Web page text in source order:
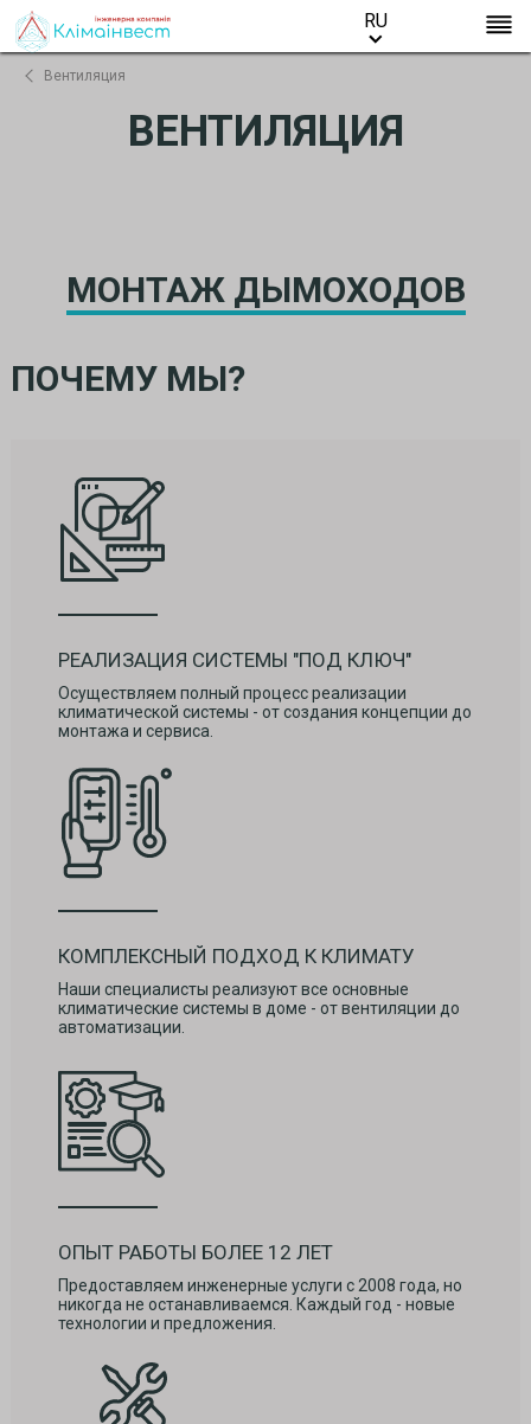
RU
Вентиляция
ВЕНТИЛЯЦИЯ
МОНТАЖ ДЫМОХОДОВ
ПОЧЕМУ МЫ?
РЕАЛИЗАЦИЯ СИСТЕМЫ "ПОД КЛЮЧ"
Осуществляем полный процесс реализации
климатической системы - от создания концепции до
монтажа и сервиса.
КОМПЛЕКСНЫЙ ПОДХОД К КЛИМАТУ
Наши специалисты реализуют все основные
климатические системы в доме - от вентиляции до
автоматизации.
ОПЫТ РАБОТЫ БОЛЕЕ 12 ЛЕТ
Предоставляем инженерные услуги с 2008 года, но
никогда не останавливаемся. Каждый год - новые
технологии и предложения.